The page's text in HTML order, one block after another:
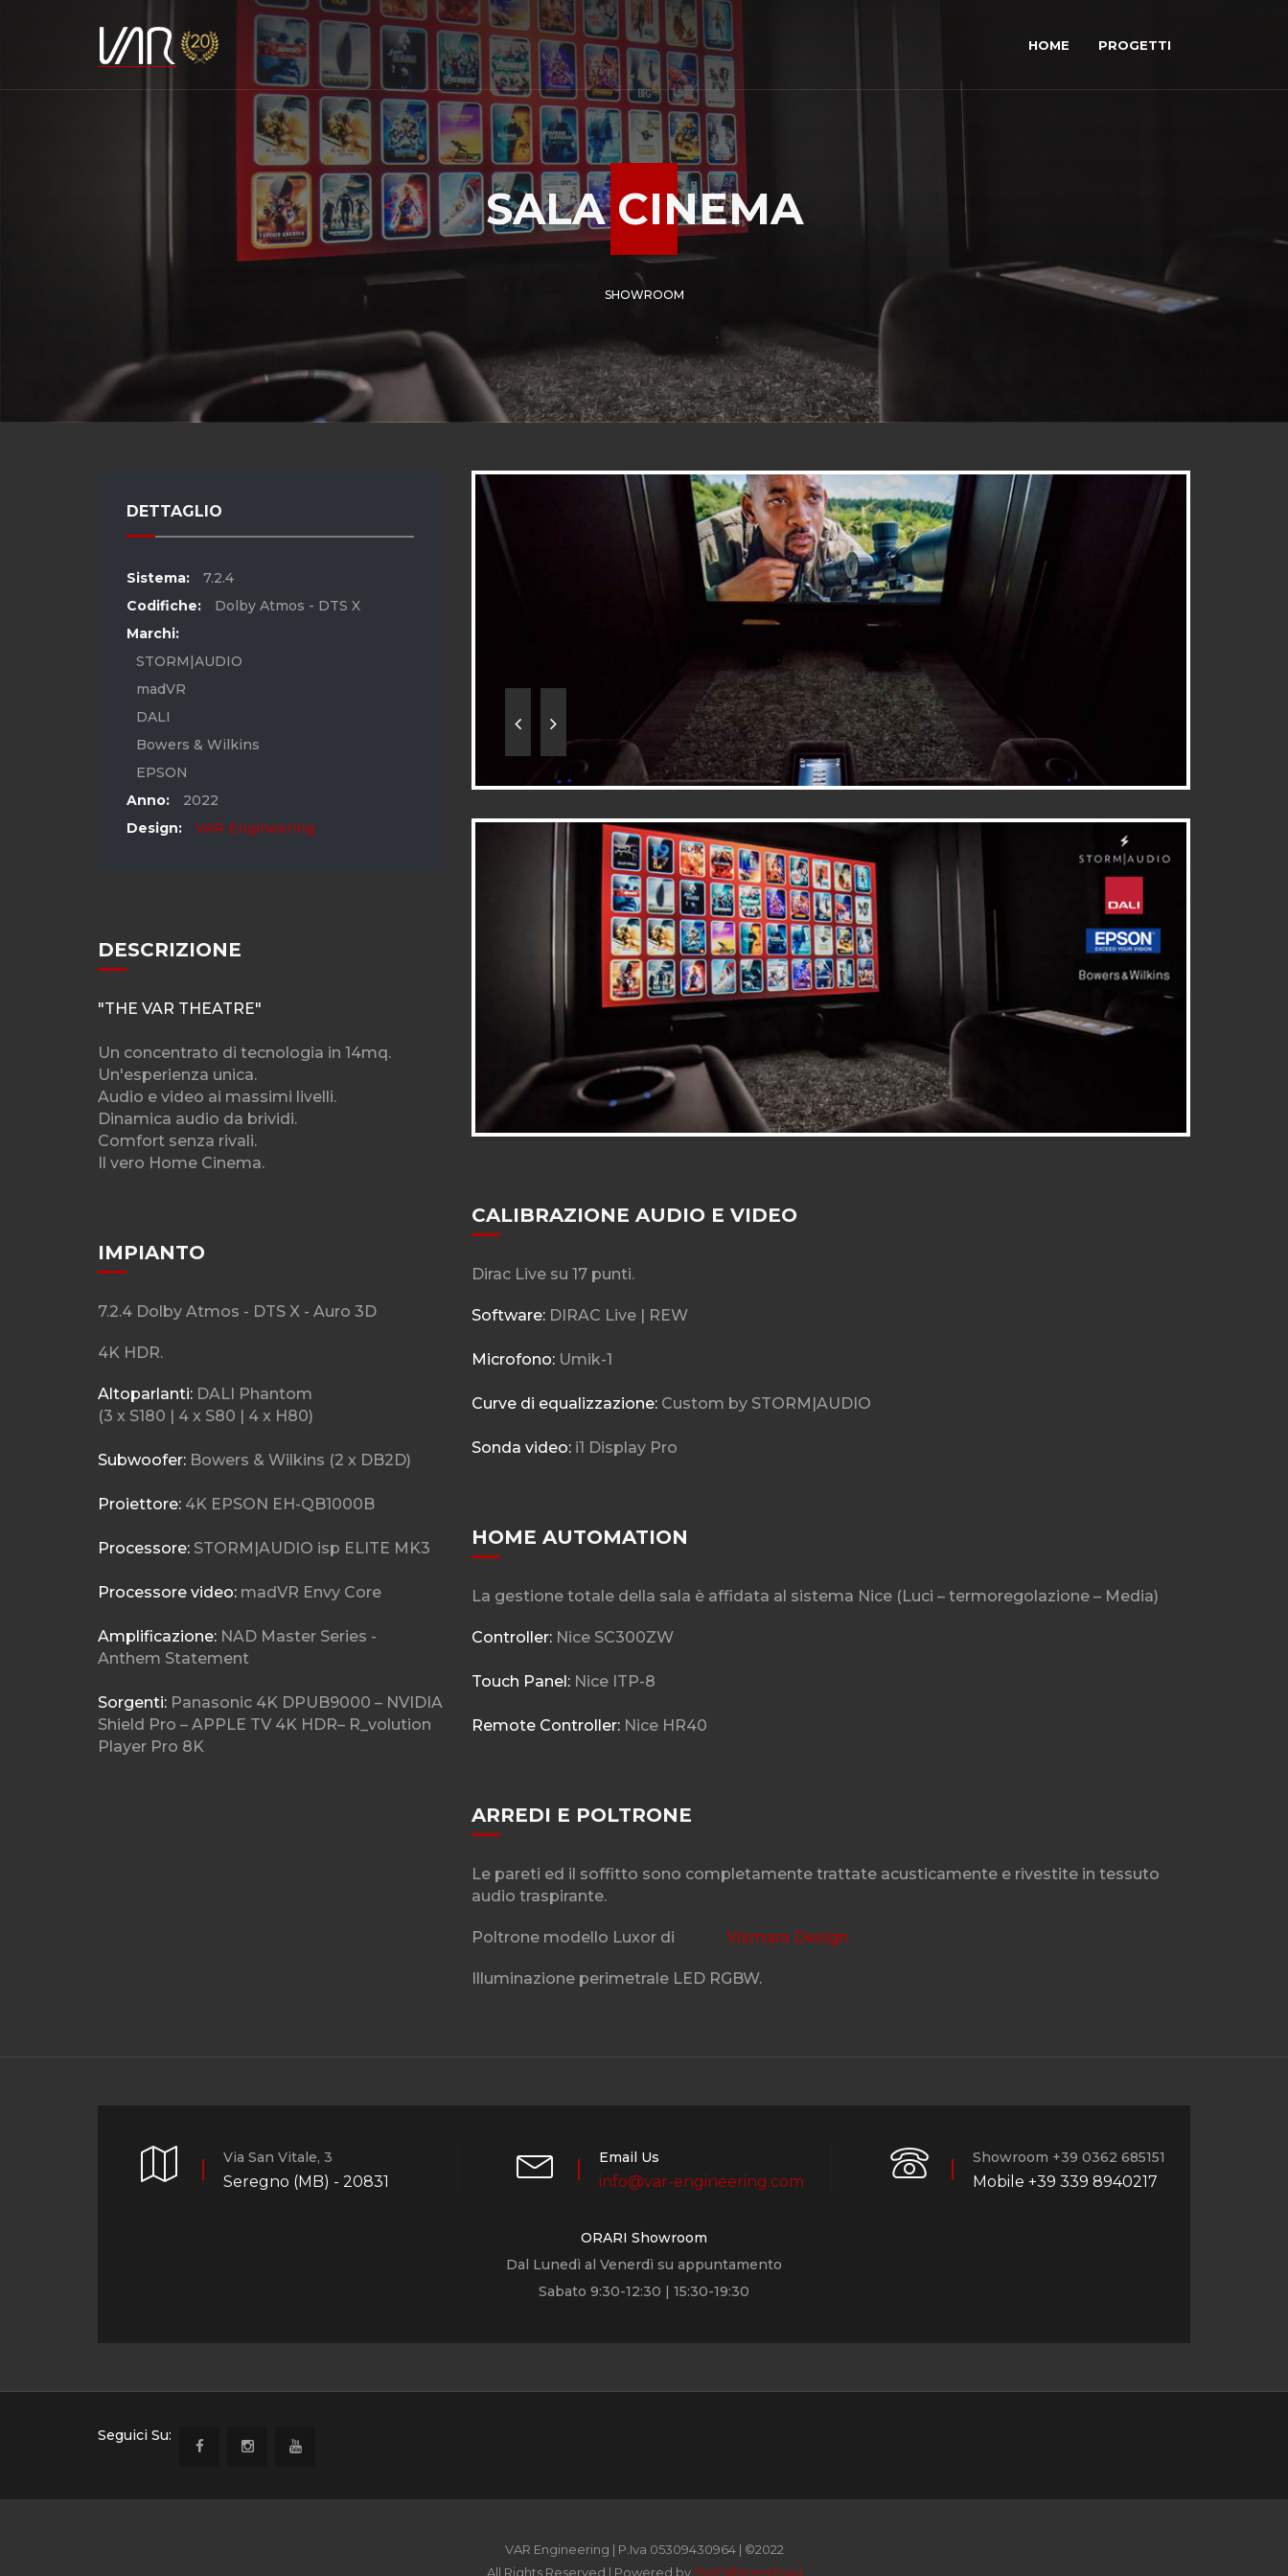
HOME PROGETTI
SALA CINEMA
SHOWROOM
DETTAGLIO
Sistema:
7.2.4
Codifiche:
Dolby Atmos - DTS X
Marchi:
STORM|AUDIO
madVR
DALI
Bowers & Wilkins
EPSON
Anno:
2022
Design:
VAR Engineering
DESCRIZIONE
"THE VAR THEATRE"
Un concentrato di tecnologia in 14mq.
Un'esperienza unica.
Audio e video ai massimi livelli.
Dinamica audio da brividi.
Comfort senza rivali.
Il vero Home Cinema.
IMPIANTO
7.2.4 Dolby Atmos - DTS X - Auro 3D
4K HDR.
Altoparlanti: DALI Phantom
(3 x S180 | 4 x S80 | 4 x H80)
Subwoofer: Bowers & Wilkins (2 x DB2D)
Proiettore: 4K EPSON EH-QB1000B
Processore: STORM|AUDIO isp ELITE MK3
Processore video: madVR Envy Core
Amplificazione: NAD Master Series -
Anthem Statement
Sorgenti: Panasonic 4K DPUB9000 – NVIDIA
Shield Pro – APPLE TV 4K HDR– R_volution
Player Pro 8K
CALIBRAZIONE AUDIO E VIDEO
Dirac Live su 17 punti.
Software: DIRAC Live | REW
Microfono: Umik-1
Curve di equalizzazione: Custom by STORM|AUDIO
Sonda video: i1 Display Pro
HOME AUTOMATION
La gestione totale della sala è affidata al sistema Nice (Luci – termoregolazione – Media)
Controller: Nice SC300ZW
Touch Panel: Nice ITP-8
Remote Controller: Nice HR40
ARREDI E POLTRONE
Le pareti ed il soffitto sono completamente trattate acusticamente e rivestite in tessuto
audio traspirante.
Poltrone modello Luxor di Vismara Design
Illuminazione perimetrale LED RGBW.
Via San Vitale, 3
Seregno (MB) - 20831
Email Us
info@var-engineering.com
Showroom +39 0362 685151
Mobile +39 339 8940217
ORARI Showroom
Dal Lunedì al Venerdì su appuntamento
Sabato 9:30-12:30 | 15:30-19:30
Seguici Su:
VAR Engineering | P.Iva 05309430964 | ©2022
All Rights Reserved | Powered byTheDifferentPixel